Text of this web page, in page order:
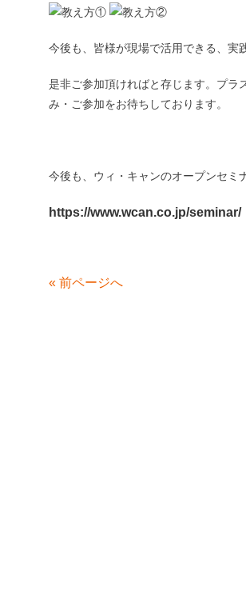
今後も、皆様が現場で活用できる、実
是非ご参加頂ければと存じます。プラ
み・ご参加をお待ちしております。
今後も、ウィ・キャンのオープンセミ
https://www.wcan.co.jp/seminar/
« 前ページへ